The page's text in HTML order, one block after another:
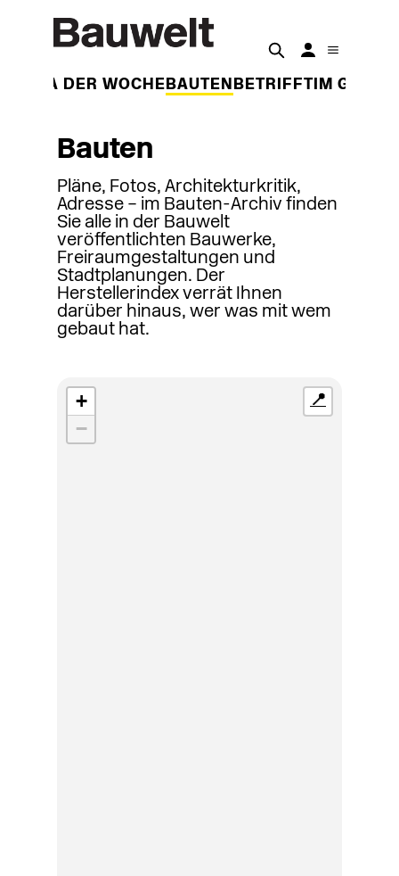
THEMA DER WOCHE BAUTEN BETRIFFT IM
Bauten
Pläne, Fotos, Architekturkritik,
Adresse – im Bauten-Archiv finden
Sie alle in der Bauwelt
veröffentlichten Bauwerke,
Freiraumgestaltungen und
Stadtplanungen. Der
Herstellerindex verrät Ihnen
darüber hinaus, wer was mit wem
gebaut hat.
+
−
📍